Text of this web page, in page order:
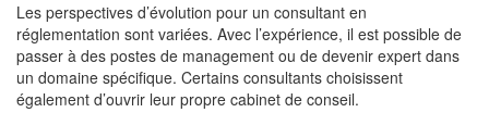
Les perspectives d’évolution pour un consultant en
réglementation sont variées. Avec l’expérience, il est possible de
passer à des postes de management ou de devenir expert dans
un domaine spécifique. Certains consultants choisissent
également d’ouvrir leur propre cabinet de conseil.